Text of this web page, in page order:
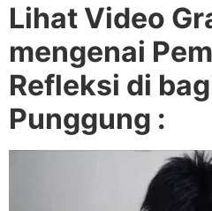
Lihat Video
mengenai
Refleksi di
Punggung :